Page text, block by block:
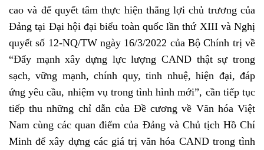
cao và để quyết tâm thực hiện thắng lợi chủ trương của
Đảng tại Đại hội đại biểu toàn quốc lần thứ XIII và Nghị
quyết số 12-NQ/TW ngày 16/3/2022 của Bộ Chính trị về
“Đẩy mạnh xây dựng lực lượng CAND thật sự trong
sạch, vững mạnh, chính quy, tinh nhuệ, hiện đại, đáp
ứng yêu cầu, nhiệm vụ trong tình hình mới”, cần tiếp tục
tiếp thu những chỉ dẫn của Đề cương về Văn hóa Việt
Nam cùng các quan điểm của Đảng và Chủ tịch Hồ Chí
Minh để xây dựng các giá trị văn hóa CAND trong tình